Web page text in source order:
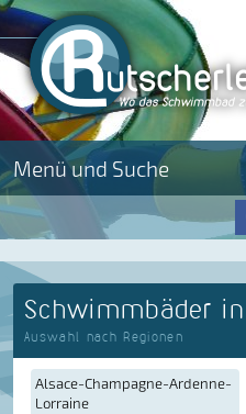
Menü und Suche
Schwimmbäder
Auswahl nach Regionen
Alsace-Champagne-Ardenne-
Lorraine